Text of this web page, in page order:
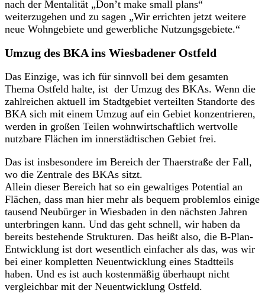
nach der Mentalität „Don’t make small plans“
weiterzugehen und zu sagen „Wir errichten jetzt weitere
neue Wohngebiete und gewerbliche Nutzungsgebiete.“
Umzug des BKA ins Wiesbadener Ostfeld
Das Einzige, was ich für sinnvoll bei dem gesamten
Thema Ostfeld halte, ist der Umzug des BKAs. Wenn die
zahlreichen aktuell im Stadtgebiet verteilten Standorte des
BKA sich mit einem Umzug auf ein Gebiet konzentrieren,
werden in großen Teilen wohnwirtschaftlich wertvolle
nutzbare Flächen im innerstädtischen Gebiet frei.
Das ist insbesondere im Bereich der Thaerstraße der Fall,
wo die Zentrale des BKAs sitzt.
Allein dieser Bereich hat so ein gewaltiges Potential an
Flächen, dass man hier mehr als bequem problemlos einige
tausend Neubürger in Wiesbaden in den nächsten Jahren
unterbringen kann. Und das geht schnell, wir haben da
bereits bestehende Strukturen. Das heißt also, die B-Plan-
Entwicklung ist dort wesentlich einfacher als das, was wir
bei einer kompletten Neuentwicklung eines Stadtteils
haben. Und es ist auch kostenmäßig überhaupt nicht
vergleichbar mit der Neuentwicklung Ostfeld.